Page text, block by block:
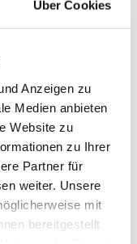
Über Cookies
Anzeigen zu
Medien anbieten
Website zu
zu Ihrer
Partner für
weiter. Unsere
mit
bereitgestellt
die
ihre
den
Test für
Infos
finden